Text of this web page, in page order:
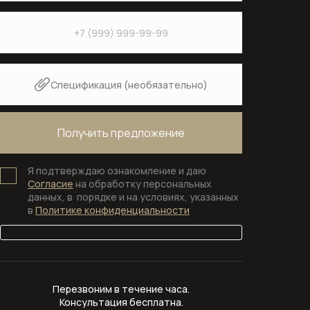
(вытяжным) изливом
Смесители для кухни с высоким
изливом
Смесители для раковины
отверстия
Смесители для раковины на 3 (три)
отверстия
Смесители для раковины с
гигиеническим душем
Смесители на борт ванны
Спецификация (необязательно)
Я подтверждаю ознакомление и даю
Согласие на обработку персональных
данных, в порядке и на условиях, указанных
в Политике конфиденциальности
Перезвоним в течение часа.
Консультация бесплатна.